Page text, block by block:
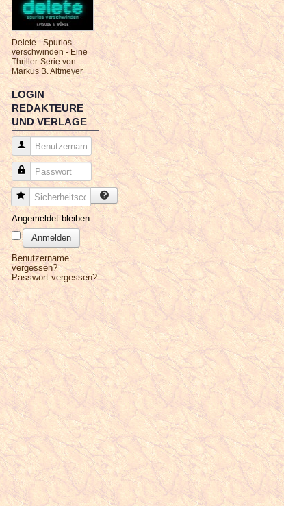
Delete - Spurlos
verschwinden - Eine
Thriller-Serie von
Markus B. Altmeyer
LOGIN
REDAKTEURE
UND VERLAGE
Benutzername
Passwort
Sicherheitscode
Angemeldet bleiben
Anmelden
Benutzername
vergessen?
Passwort vergessen?